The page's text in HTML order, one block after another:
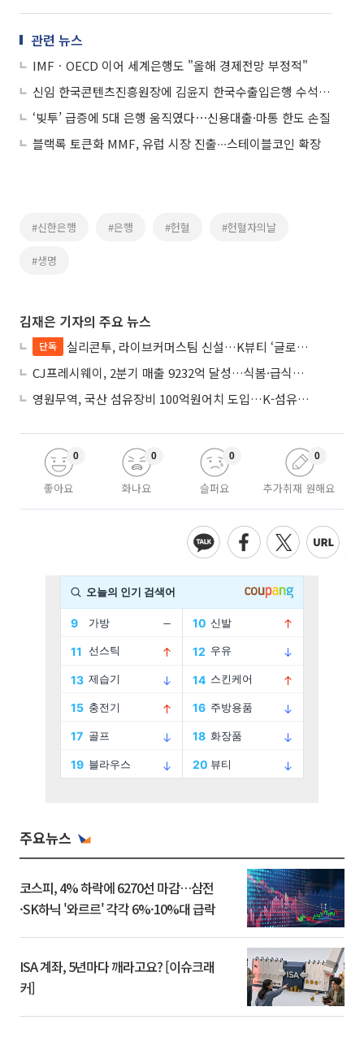
관련 뉴스
IMFㆍOECD 이어 세계은행도 "올해 경제전망 부정적"
신임 한국콘텐츠진흥원장에 김윤지 한국수출입은행 수석연구원 임명
‘빚투’ 급증에 5대 은행 움직였다⋯신용대출·마통 한도 손질
블랙록 토큰화 MMF, 유럽 시장 진출∙∙∙스테이블코인 확장
#신한은행 #은행 #헌혈 #헌혈자의날
#생명
김재은 기자의 주요 뉴스
단독
실리콘투, 라이브커머스팀 신설…K뷰티 ‘글로벌 라방 판매’ 확대
CJ프레시웨이, 2분기 매출 9232억 달성…식봄·급식사업 성장
영원무역, 국산 섬유장비 100억원어치 도입…K-섬유 상생 강화
좋아요
0
화나요
0
슬퍼요
0
추가취재 원해요
0
주요뉴스
코스피, 4% 하락에 6270선 마감…삼전
·SK하닉 '와르르' 각각 6%·10%대 급락
ISA 계좌, 5년마다 깨라고요? [이슈크래
커]